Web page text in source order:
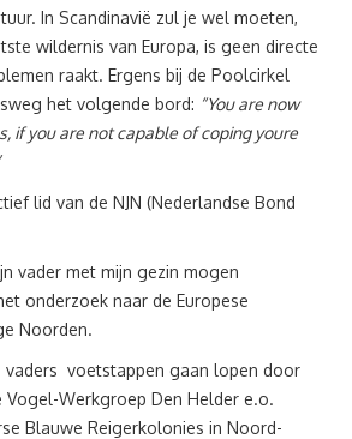
In Scandinavië zul je wel moeten,
wildernis van Europa, is geen directe
raakt. Ergens bij de Poolcirkel
het volgende bord: “You are now
if you are not capable of coping youre
lid van de NJN (Nederlandse Bond
vader met mijn gezin mogen
onderzoek naar de Europese
Noorden.
vaders voetstappen gaan lopen door
Werkgroep Den Helder e.o.
Blauwe Reigerkolonies in Noord-